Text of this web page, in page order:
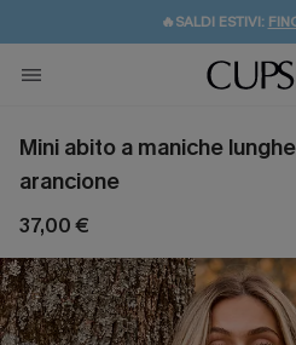
🔥SALDI ESTIVI:
🚚SPEDIZIONE
💌REGALO PER I
Mini abito a maniche
arancione
37,00 €